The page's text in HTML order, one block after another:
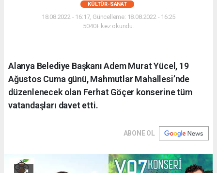
KÜLTÜR-SANAT
18.08.2022 - 16:17, Güncelleme: 18.08.2022 - 16:25
5040+ kez okundu.
Alanya Belediye Başkanı Adem Murat Yücel, 19
Ağustos Cuma günü, Mahmutlar Mahallesi’nde
düzenlenecek olan Ferhat Göçer konserine tüm
vatandaşları davet etti.
ABONE OL